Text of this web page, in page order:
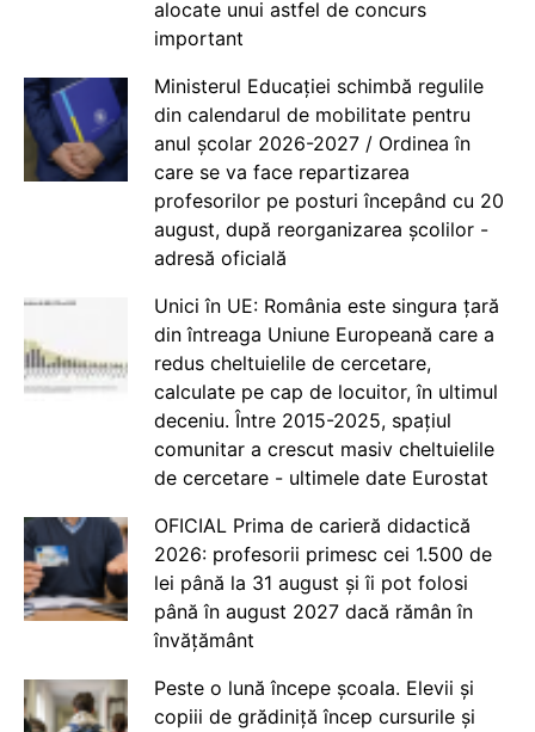
alocate unui astfel de concurs
important
Ministerul Educației schimbă regulile
din calendarul de mobilitate pentru
anul școlar 2026-2027 / Ordinea în
care se va face repartizarea
profesorilor pe posturi începând cu 20
august, după reorganizarea școlilor -
adresă oficială
Unici în UE: România este singura țară
din întreaga Uniune Europeană care a
redus cheltuielile de cercetare,
calculate pe cap de locuitor, în ultimul
deceniu. Între 2015-2025, spațiul
comunitar a crescut masiv cheltuielile
de cercetare - ultimele date Eurostat
OFICIAL Prima de carieră didactică
2026: profesorii primesc cei 1.500 de
lei până la 31 august și îi pot folosi
până în august 2027 dacă rămân în
învățământ
Peste o lună începe școala. Elevii și
copiii de grădiniță încep cursurile și